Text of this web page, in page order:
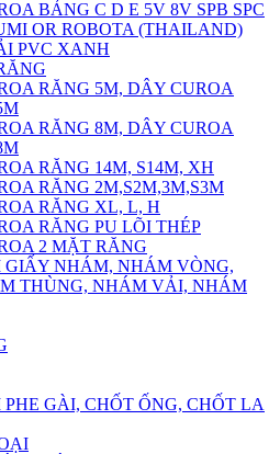
BẢNG C D E 5V 8V SPB SPC
OR ROBOTA (THAILAND)
PVC XANH
RĂNG 5M, DÂY CUROA
RĂNG 8M, DÂY CUROA
RĂNG 14M, S14M, XH
RĂNG 2M,S2M,3M,S3M
RĂNG XL, L, H
RĂNG PU LÕI THÉP
2 MẶT RĂNG
NHÁM, NHÁM VÒNG,
THÙNG, NHÁM VẢI, NHÁM
GÀI, CHỐT ỐNG, CHỐT LA